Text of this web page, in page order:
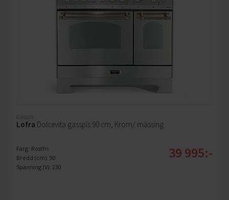
Gasspis
Lofra Dolcevita gasspis 90 cm, Krom/ mässing
Färg: Rostfri
Bredd (cm): 90
Spänning (V): 230
39 995:-